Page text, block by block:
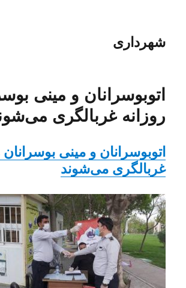
شهرداری
اتوبوسرانان و مینی
روزانه غربالگری
اتوبوسرانان و مینی بوسرانان
غربالگری می‌شوند